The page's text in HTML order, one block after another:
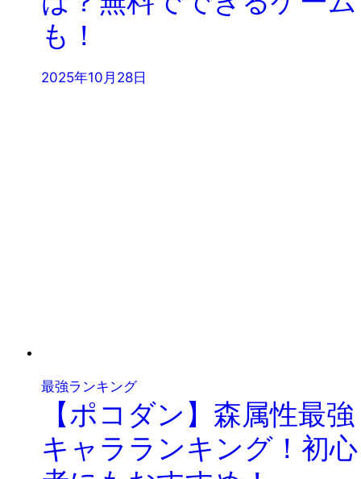
も！
2025年10月28日
最強ランキング
【ポコダン】森属性最強
キャラランキング！初心